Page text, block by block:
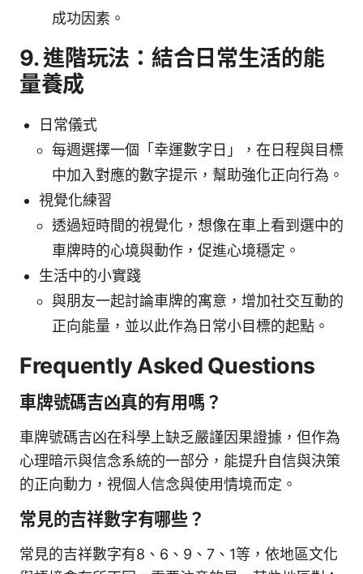
成功因素。
9. 進階玩法：結合日常生活的能
量養成
日常儀式
每週選擇一個「幸運數字日」，在日程與目標
中加入對應的數字提示，幫助強化正向行為。
視覺化練習
透過短時間的視覺化，想像在車上看到選中的
車牌時的心境與動作，促進心境穩定。
生活中的小實踐
與朋友一起討論車牌的寓意，增加社交互動的
正向能量，並以此作為日常小目標的起點。
Frequently Asked Questions
車牌號碼吉凶真的有用嗎？
車牌號碼吉凶在科學上缺乏嚴謹因果證據，但作為
心理暗示與信念系統的一部分，能提升自信與決策
的正向動力，視個人信念與使用情境而定。
常見的吉祥數字有哪些？
常見的吉祥數字有8、6、9、7、1等，依地區文化